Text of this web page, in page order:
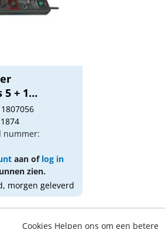
+ 1
nummer:
aan of log in
zien.
morgen geleverd
Cookies Helpen ons om een betere